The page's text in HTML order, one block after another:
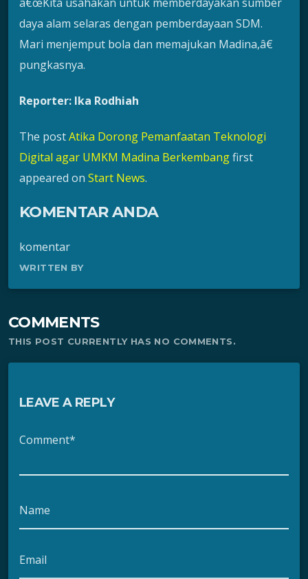
daya alam selaras dengan pemberdayaan SDM.
Mari menjemput bola dan memajukan Madina,â€
pungkasnya.
Reporter: Ika Rodhiah
The postAtika Dorong Pemanfaatan Teknologi
Digital agar UMKM Madina Berkembangfirst
appeared on Start News.
KOMENTAR ANDA
komentar
WRITTEN BY
COMMENTS
THIS POST CURRENTLY HAS NO COMMENTS.
LEAVE A REPLY
Comment*
Name
Email